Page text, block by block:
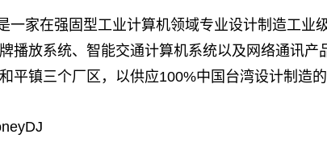
一家在强固型工业计算机领域专业设计制造工业
播放系统、智能交通计算机系统以及网络通讯
平镇三个厂区，以供应100%中国台湾设计制造的